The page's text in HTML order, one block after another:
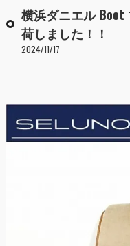
横浜ダニエル Boot
荷しました！！
2024/11/17